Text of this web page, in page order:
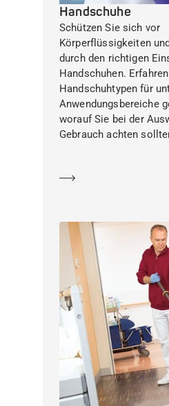
Handschuhe
Schützen Sie sich vor
Körperflüssigkeiten
durch den richtigen
Handschuhen.
Handschuhtypen für
Anwendungsbereiche
worauf Sie bei der
Gebrauch achten